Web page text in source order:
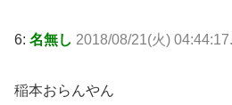
6: 名無し 2018/08/21(火)
稲本おらんやん